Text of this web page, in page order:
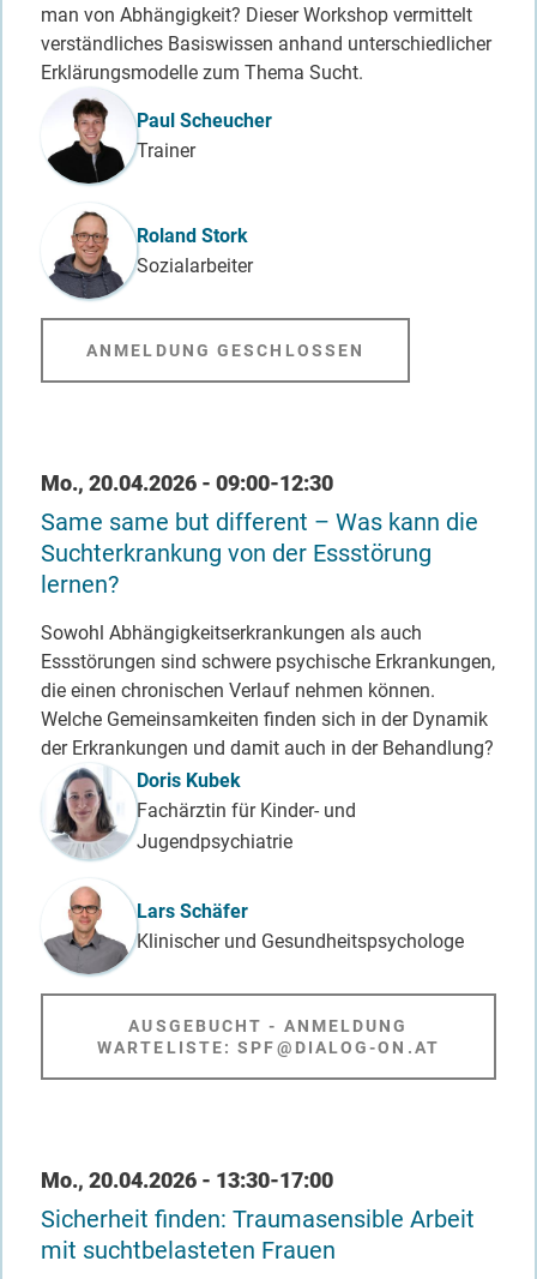
man von Abhängigkeit? Dieser Workshop vermittelt
verständliches Basiswissen anhand unterschiedlicher
Erklärungsmodelle zum Thema Sucht.
Referent_in
Paul Scheucher
Trainer
Roland Stork
Sozialarbeiter
ANMELDUNG GESCHLOSSEN
Datum / Uhrzeit
Mo., 20.04.2026 - 09:00-12:30
Same same but different – Was kann die
Suchterkrankung von der Essstörung
lernen?
Sowohl Abhängigkeitserkrankungen als auch
Essstörungen sind schwere psychische Erkrankungen,
die einen chronischen Verlauf nehmen können.
Welche Gemeinsamkeiten finden sich in der Dynamik
der Erkrankungen und damit auch in der Behandlung?
Referent_inDoris Kubek
Fachärztin für Kinder- und
Jugendpsychiatrie
Lars Schäfer
Klinischer und Gesundheitspsychologe
AUSGEBUCHT - ANMELDUNG
WARTELISTE: SPF@DIALOG-ON.AT
Datum / Uhrzeit
Mo., 20.04.2026 - 13:30-17:00
Sicherheit finden: Traumasensible Arbeit
mit suchtbelasteten Frauen